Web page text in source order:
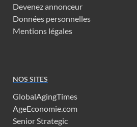
Devenez annonceur
Données personnelles
Mentions légales
NOS SITES
GlobalAgingTimes
AgeEconomie.com
Senior Strategic